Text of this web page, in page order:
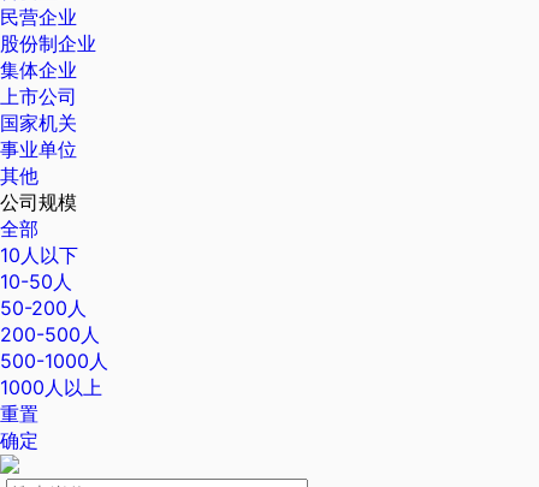
民营企业
股份制企业
集体企业
上市公司
国家机关
事业单位
其他
公司规模
全部
10人以下
10-50人
50-200人
200-500人
500-1000人
1000人以上
重置
确定